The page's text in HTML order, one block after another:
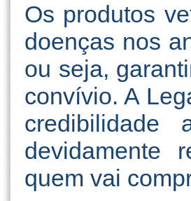
Os produtos
doenças nos
ou seja,
convívio. A
devidamente
quem vai